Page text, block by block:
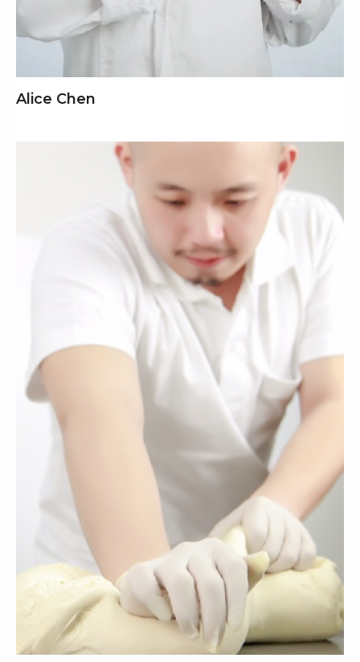
Alice Chen